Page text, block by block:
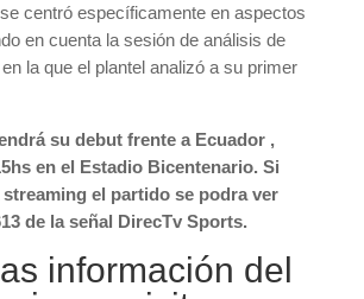
centró específicamente en aspectos
en cuenta la sesión de análisis de
la que el plantel analizó a su primer
su debut frente a Ecuador ,
en el Estadio Bicentenario. Si
el partido se podra ver
de la señal DirecTv Sports.
información del